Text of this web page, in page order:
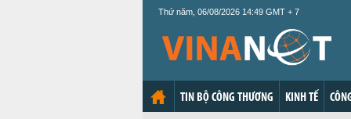
Thứ năm, 06/08/2026 14:49 GMT + 7
TIN BỘ CÔNG THƯƠNG KINH TẾ